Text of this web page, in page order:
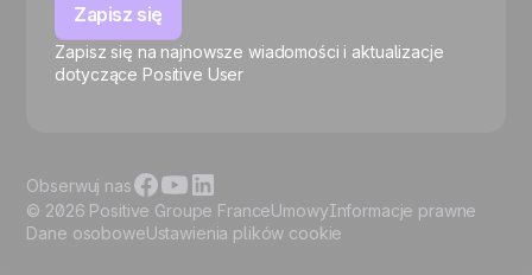
🍪
Zarządzaj plikami cookie
Zapisz się
Zapisz się na najnowsze wiadomości i aktualizacje
dotyczące Positive User
© 2026 Positive Groupe FranceUmowyInformacje prawne
Dane osoboweUstawienia plików cookie
Obserwuj nas